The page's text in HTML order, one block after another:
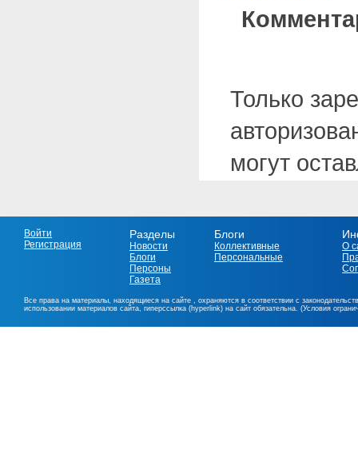
Только
могут
Войти
Регистрация
Разделы
Новости
Блоги
Персоны
Газета
Блоги
Коллективные
Персональные
О
Все права на материалы, находящиеся на сайте , охраняются в соответствии с
использовании материалов сайта, гиперссылка (hyperlink) на сайт обязательна. (Условия